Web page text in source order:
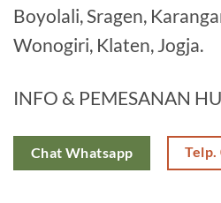
Boyolali, Sragen,
Wonogiri, Klaten, Jogja.
INFO & PEMESANAN
Chat Whatsapp